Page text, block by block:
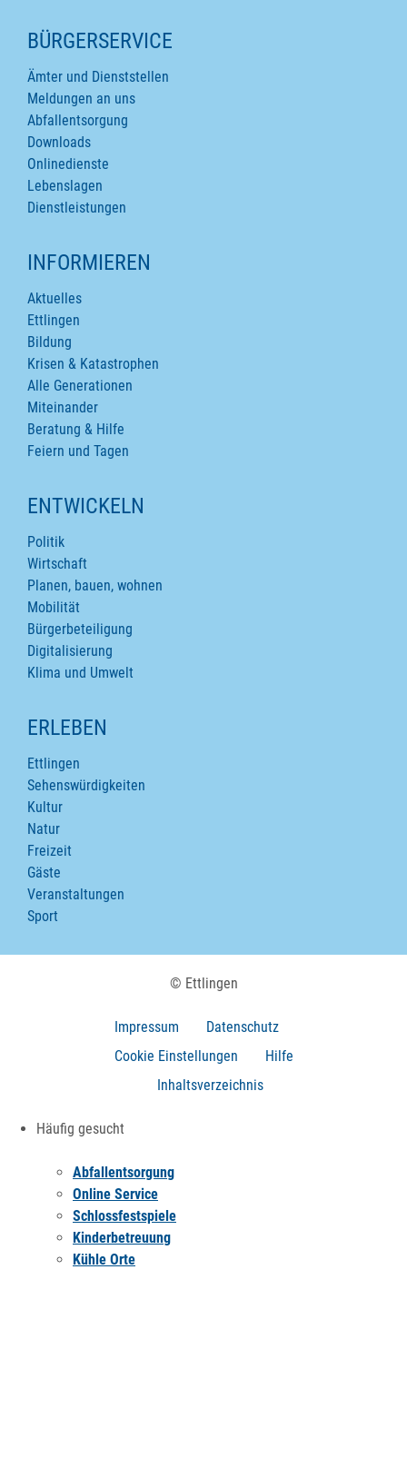
SEITENINHALTE
BÜRGERSERVICE
Ämter und Dienststellen
Meldungen an uns
Abfallentsorgung
Downloads
Onlinedienste
Lebenslagen
Dienstleistungen
INFORMIEREN
Aktuelles
Ettlingen
Bildung
Krisen & Katastrophen
Alle Generationen
Miteinander
Beratung & Hilfe
Feiern und Tagen
ENTWICKELN
Politik
Wirtschaft
Planen, bauen, wohnen
Mobilität
Bürgerbeteiligung
Digitalisierung
Klima und Umwelt
ERLEBEN
Ettlingen
Sehenswürdigkeiten
Kultur
Natur
Freizeit
Gäste
Veranstaltungen
Sport
© Ettlingen
Impressum
Datenschutz
Cookie Einstellungen
Hilfe
Inhaltsverzeichnis
Häufig gesucht
Abfallentsorgung
Online Service
Schlossfestspiele
Kinderbetreuung
Kühle Orte